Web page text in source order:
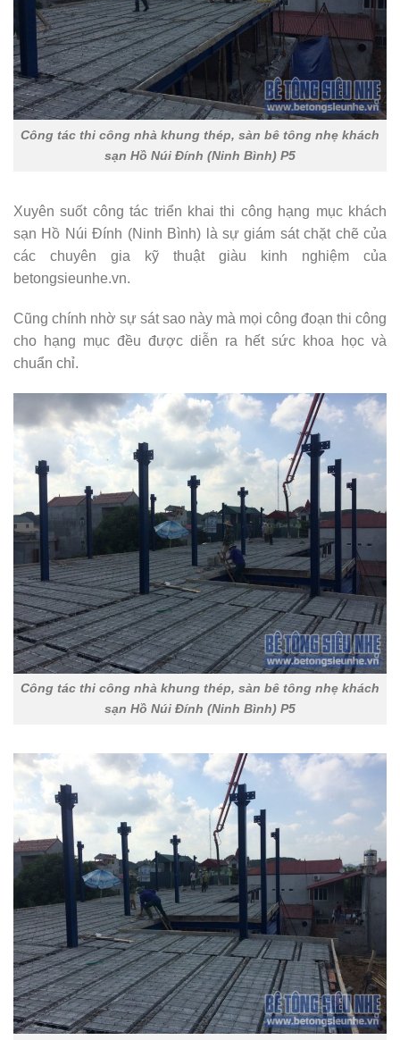
Công tác thi công nhà khung thép, sàn bê tông nhẹ khách
sạn Hồ Núi Đính (Ninh Bình) P5
Xuyên suốt công tác triển khai thi công hạng mục khách
sạn Hồ Núi Đính (Ninh Bình) là sự giám sát chặt chẽ của
các chuyên gia kỹ thuật giàu kinh nghiệm của
betongsieunhe.vn.
Cũng chính nhờ sự sát sao này mà mọi công đoạn thi công
cho hạng mục đều được diễn ra hết sức khoa học và
chuẩn chỉ.
Công tác thi công nhà khung thép, sàn bê tông nhẹ khách
sạn Hồ Núi Đính (Ninh Bình) P5